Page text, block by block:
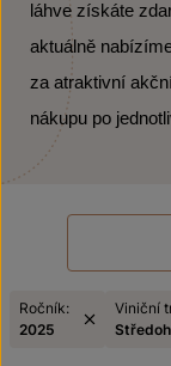
láhve získáte
aktuálně
za atraktivní
nákupu po
Ročník:
2025
Viniční